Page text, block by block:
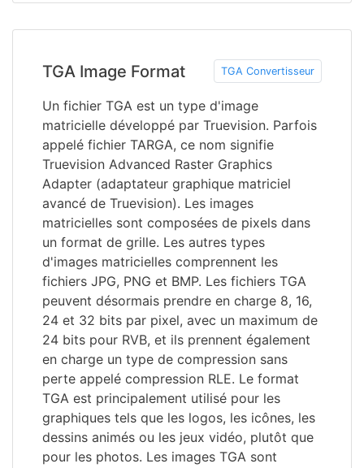
TGA Image Format TGA Convertisseur
Un fichier TGA est un type d'image
matricielle développé par Truevision. Parfois
appelé fichier TARGA, ce nom signifie
Truevision Advanced Raster Graphics
Adapter (adaptateur graphique matriciel
avancé de Truevision). Les images
matricielles sont composées de pixels dans
un format de grille. Les autres types
d'images matricielles comprennent les
fichiers JPG, PNG et BMP. Les fichiers TGA
peuvent désormais prendre en charge 8, 16,
24 et 32 bits par pixel, avec un maximum de
24 bits pour RVB, et ils prennent également
en charge un type de compression sans
perte appelé compression RLE. Le format
TGA est principalement utilisé pour les
graphiques tels que les logos, les icônes, les
dessins animés ou les jeux vidéo, plutôt que
pour les photos. Les images TGA sont